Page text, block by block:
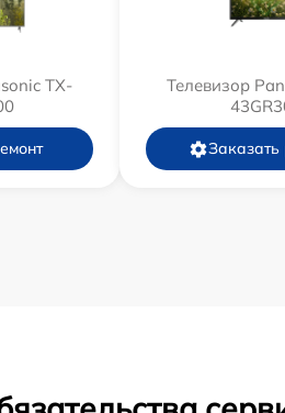
TX-
Телевизор
Заказать